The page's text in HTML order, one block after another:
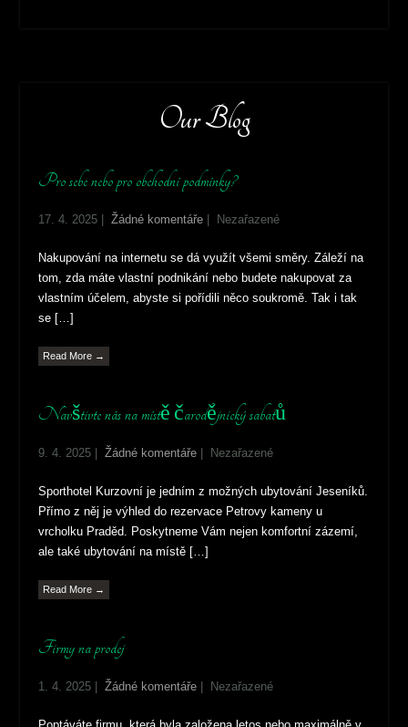
Our Blog
Pro sebe nebo pro obchodní podmínky?
17. 4. 2025 |Žádné komentáře | Nezařazené
Nakupování na internetu se dá využít všemi směry. Záleží na
tom, zda máte vlastní podnikání nebo budete nakupovat za
vlastním účelem, abyste si pořídili něco soukromě. Tak i tak
se […]
Read More →
Navštivte nás na místě čarodějnický sabatů
9. 4. 2025 |Žádné komentáře | Nezařazené
Sporthotel Kurzovní je jedním z možných ubytování Jeseníků.
Přímo z něj je výhled do rezervace Petrovy kameny u
vrcholku Praděd. Poskytneme Vám nejen komfortní zázemí,
ale také ubytování na místě […]
Read More →
Firmy na prodej
1. 4. 2025 |Žádné komentáře | Nezařazené